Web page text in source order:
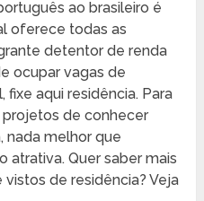
ao brasileiro é
oferece todas as
detentor de renda
ocupar vagas de
aqui residência. Para
de conhecer
nada melhor que
atrativa. Quer saber mais
de residência? Veja